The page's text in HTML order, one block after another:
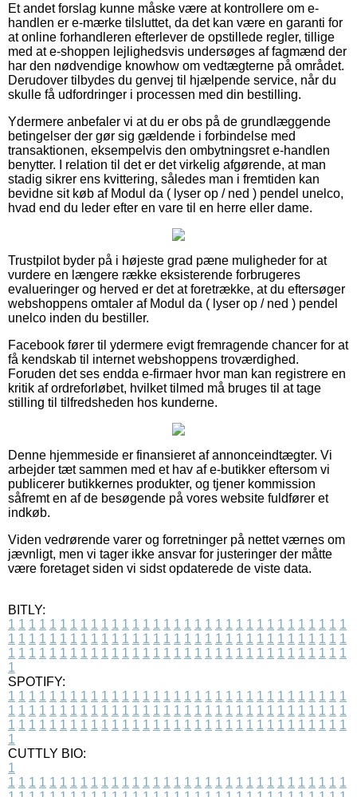
Et andet forslag kunne måske være at kontrollere om e-
handlen er e-mærke tilsluttet, da det kan være en garanti for
at online forhandleren efterlever de opstillede regler, tillige
med at e-shoppen lejlighedsvis undersøges af fagmænd der
har den nødvendige knowhow om vedtægterne på området.
Derudover tilbydes du genvej til hjælpende service, når du
skulle få udfordringer i processen med din bestilling.
Ydermere anbefaler vi at du er obs på de grundlæggende
betingelser der gør sig gældende i forbindelse med
transaktionen, eksempelvis den ombytningsret e-handlen
benytter. I relation til det er det virkelig afgørende, at man
stadig sikrer ens kvittering, således man i fremtiden kan
bevidne sit køb af Modul da ( lyser op / ned ) pendel unelco,
hvad end du leder efter en vare til en herre eller dame.
Trustpilot byder på i højeste grad pæne muligheder for at
vurdere en længere række eksisterende forbrugeres
evalueringer og herved er det at foretrække, at du eftersøger
webshoppens omtaler af Modul da ( lyser op / ned ) pendel
unelco inden du bestiller.
Facebook fører til ydermere evigt fremragende chancer for at
få kendskab til internet webshoppens troværdighed.
Foruden det ses endda e-firmaer hvor man kan registrere en
kritik af ordreforløbet, hvilket tilmed må bruges til at tage
stilling til tilfredsheden hos kunderne.
Denne hjemmeside er finansieret af annonceindtægter. Vi
arbejder tæt sammen med et hav af e-butikker eftersom vi
publicerer butikkernes produkter, og tjener kommission
såfremt en af de besøgende på vores website fuldfører et
indkøb.
Viden vedrørende varer og forretninger på nettet værnes om
jævnligt, men vi tager ikke ansvar for justeringer der måtte
være foretaget siden vi sidst opdaterede de viste data.
BITLY:
1 1 1 1 1 1 1 1 1 1 1 1 1 1 1 1 1 1 1 1 1 1 1 1 1 1 1 1 1 1 1 1 1
1 1 1 1 1 1 1 1 1 1 1 1 1 1 1 1 1 1 1 1 1 1 1 1 1 1 1 1 1 1 1 1 1
1 1 1 1 1 1 1 1 1 1 1 1 1 1 1 1 1 1 1 1 1 1 1 1 1 1 1 1 1 1 1 1 1
1
SPOTIFY:
1 1 1 1 1 1 1 1 1 1 1 1 1 1 1 1 1 1 1 1 1 1 1 1 1 1 1 1 1 1 1 1 1
1 1 1 1 1 1 1 1 1 1 1 1 1 1 1 1 1 1 1 1 1 1 1 1 1 1 1 1 1 1 1 1 1
1 1 1 1 1 1 1 1 1 1 1 1 1 1 1 1 1 1 1 1 1 1 1 1 1 1 1 1 1 1 1 1 1
1
CUTTLY BIO:
1
1 1 1 1 1 1 1 1 1 1 1 1 1 1 1 1 1 1 1 1 1 1 1 1 1 1 1 1 1 1 1 1 1